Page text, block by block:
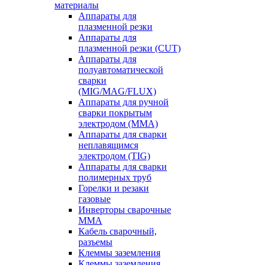
материалы
Аппараты для
плазменной резки
Аппараты для
плазменной резки (CUT)
Аппараты для
полуавтоматической
сварки
(MIG/MAG/FLUX)
Аппараты для ручной
сварки покрытым
электродом (MMA)
Аппараты для сварки
неплавящимся
электродом (TIG)
Аппараты для сварки
полимерных труб
Горелки и резаки
газовые
Инверторы сварочные
ММА
Кабель сварочный,
разъемы
Клеммы заземления